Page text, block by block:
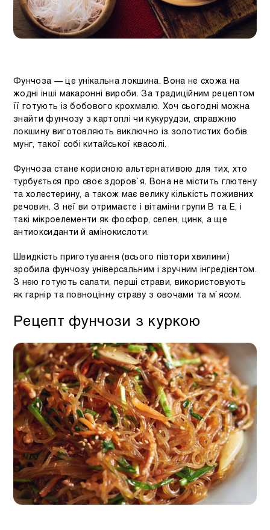
Фунчоза — це унікальна локшина. Вона не схожа на
жодні інші макаронні вироби. За традиційним рецептом
її готують із бобового крохмалю. Хоч сьогодні можна
знайти фунчозу з картоплі чи кукурудзи, справжню
локшину виготовляють виключно із золотистих бобів
мунг, такої собі китайської квасолі.
Фунчоза стане корисною альтернативою для тих, хто
турбується про своє здоров`я. Вона не містить глютену
та холестерину, а також має велику кількість поживних
речовин. З неї ви отримаєте і вітаміни групи В та Е, і
такі мікроелементи як фосфор, селен, цинк, а ще
антиоксиданти й амінокислоти.
Швидкість приготування (всього півтори хвилини)
зробила фунчозу універсальним і зручним інгредієнтом.
З нею готують салати, перші страви, використовують
як гарнір та повноцінну страву з овочами та м`ясом.
Рецепт фунчози з куркою